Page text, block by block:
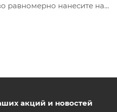
равномерно нанесите на
Гиалуроновая кислота
ткани. Природный
акций и новостей